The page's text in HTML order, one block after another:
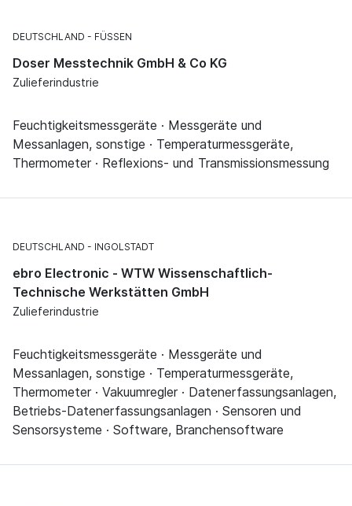
DEUTSCHLAND FÜSSEN
Doser Messtechnik GmbH & Co KG
Zulieferindustrie
Feuchtigkeitsmessgeräte · Messgeräte und
Messanlagen, sonstige · Temperaturmessgeräte,
Thermometer · Reflexions- und Transmissionsmessung
DEUTSCHLAND INGOLSTADT
ebro Electronic - WTW Wissenschaftlich-
Technische Werkstätten GmbH
Zulieferindustrie
Feuchtigkeitsmessgeräte · Messgeräte und
Messanlagen, sonstige · Temperaturmessgeräte,
Thermometer · Vakuumregler · Datenerfassungsanlagen,
Betriebs-Datenerfassungsanlagen · Sensoren und
Sensorsysteme · Software, Branchensoftware